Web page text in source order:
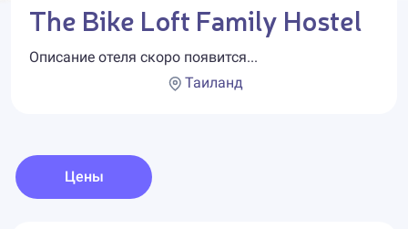
The Bike Loft Family Hostel
Описание отеля скоро появится...
Таиланд
Цены